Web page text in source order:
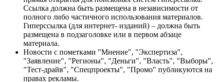
Ссылка должна быть размещена в независимости от
полного либо частичного использования материалов.
Гиперссылка (для интернет- изданий) – должна быть
размещена в подзаголовке или в первом абзаце
материала.
Новости с пометками "Мнение", "Экспертиза",
"Заявление", "Регионы", "Деньги", "Власть", "Выборы",
"Тест-драйв", "Спецпроекты", "Промо" публикуются на
правах рекламы.